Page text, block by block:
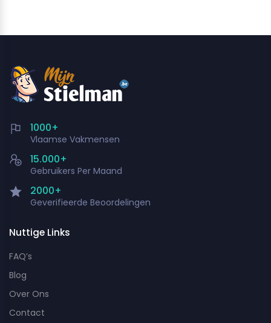
1000+
Vlaamse Vakmensen
15.000+
Gebruikers Per Maand
2000+
Geverifieerde Beoordelingen
Nuttige Links
FAQ’s
Blog
Over Ons
Contact